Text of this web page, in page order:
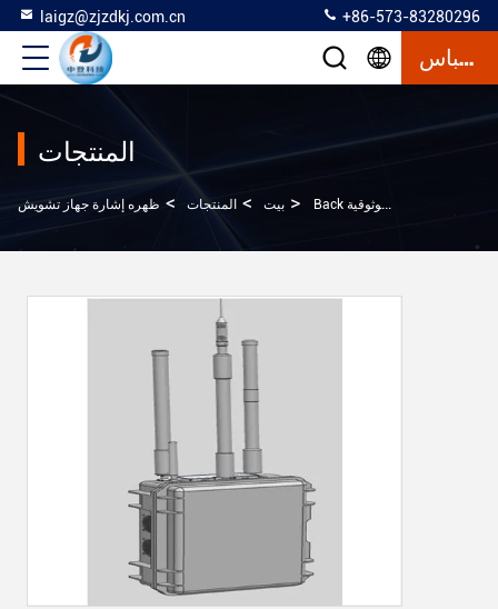
laigz@zjzdkj.com.cn +86-573-83280296
إقتباس
المنتجات
بيت > المنتجات > ظهره إشارة جهاز تشويش > Back حمل المحمولة واي فاي إشارة جهاز تشويش مع المرونة العالية والموثوقية